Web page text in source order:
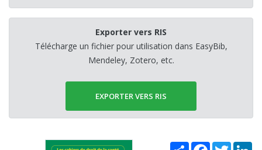
Exporter vers RIS
Télécharge un fichier pour utilisation dans EasyBib,
Mendeley, Zotero, etc.
EXPORTER VERS RIS
Share Facebook
Twitter